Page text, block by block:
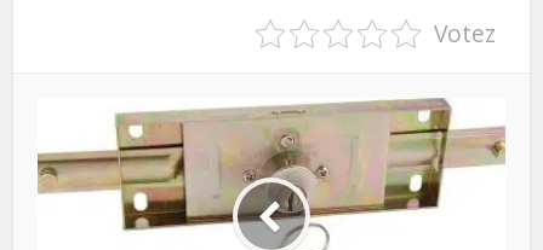
Votez